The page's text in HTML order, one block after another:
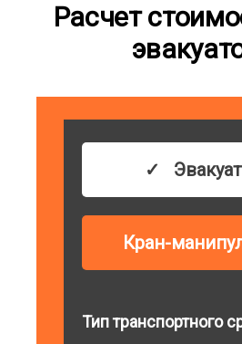
Расчет
Кран-
Тип транспортного